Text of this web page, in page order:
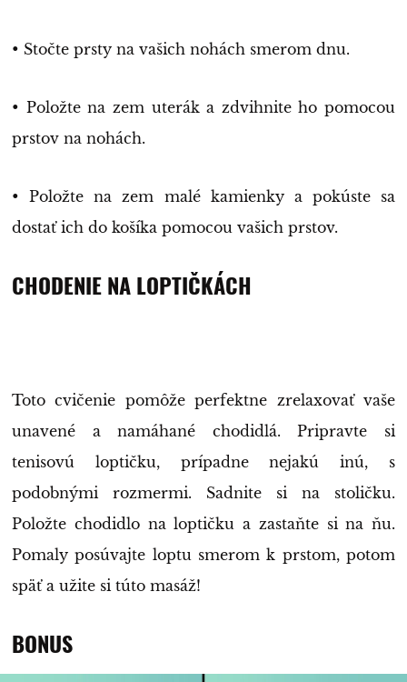
• Stočte prsty na vašich nohách smerom dnu.
• Položte na zem uterák a zdvihnite ho pomocou
prstov na nohách.
• Položte na zem malé kamienky a pokúste sa
dostať ich do košíka pomocou vašich prstov.
CHODENIE NA LOPTIČKÁCH
Toto cvičenie pomôže perfektne zrelaxovať vaše
unavené a namáhané chodidlá. Pripravte si
tenisovú loptičku, prípadne nejakú inú, s
podobnými rozmermi. Sadnite si na stoličku.
Položte chodidlo na loptičku a zastaňte si na ňu.
Pomaly posúvajte loptu smerom k prstom, potom
späť a užite si túto masáž!
BONUS